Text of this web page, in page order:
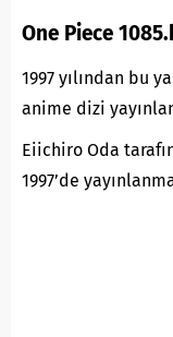
One Piece
1997 yılından bu
anime dizi
Eiichiro Oda
1997’de